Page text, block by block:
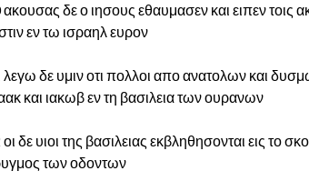
ακουσας δε ο ιησους εθαυμασεν και ειπεν
εν τω ισραηλ ευρον
λεγω δε υμιν οτι πολλοι απο ανατολων και
και ιακωβ εν τη βασιλεια των ουρανων
δε υιοι της βασιλειας εκβληθησονται εις το
των οδοντων